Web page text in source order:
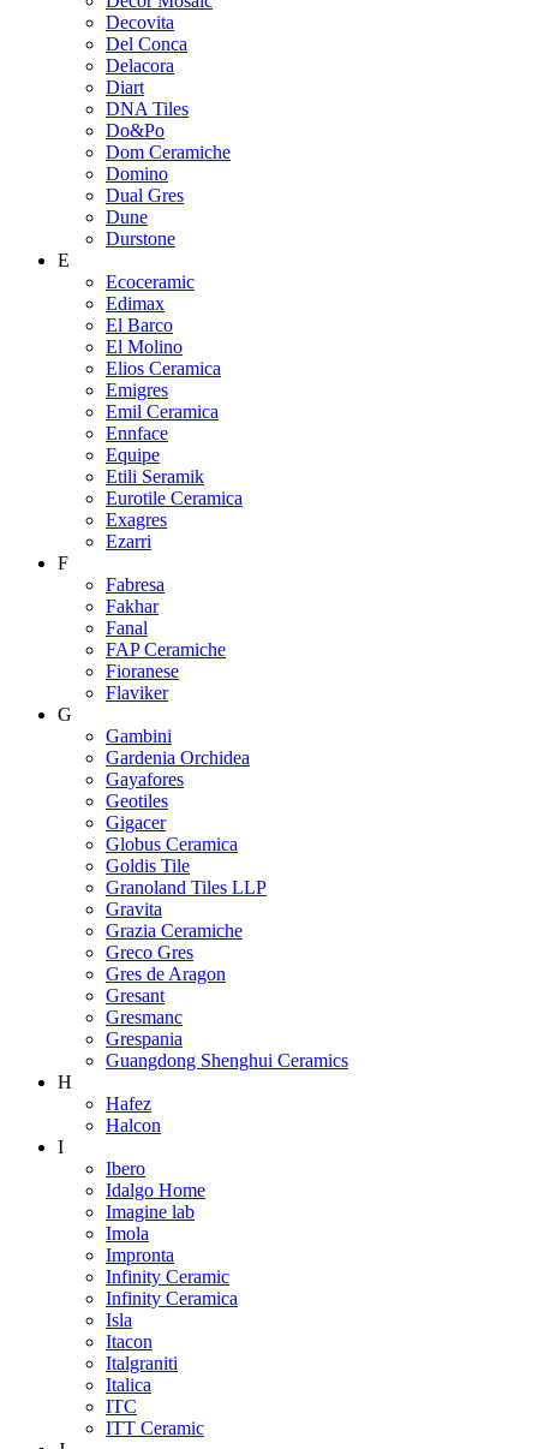
Decovita
Del Conca
Delacora
Diart
DNA Tiles
Do&Po
Dom Ceramiche
Domino
Dual Gres
Dune
Durstone
E
Ecoceramic
Edimax
El Barco
El Molino
Elios Ceramica
Emigres
Emil Ceramica
Ennface
Equipe
Etili Seramik
Eurotile Ceramica
Exagres
Ezarri
F
Fabresa
Fakhar
Fanal
FAP Ceramiche
Fioranese
Flaviker
G
Gambini
Gardenia Orchidea
Gayafores
Geotiles
Gigacer
Globus Ceramica
Goldis Tile
Granoland Tiles LLP
Gravita
Grazia Ceramiche
Greco Gres
Gres de Aragon
Gresant
Gresmanc
Grespania
Guangdong Shenghui Ceramics
H
Hafez
Halcon
I
Ibero
Idalgo Home
Imagine lab
Imola
Impronta
Infinity Ceramic
Infinity Ceramica
Isla
Itacon
Italgraniti
Italica
ITC
ITT Ceramic